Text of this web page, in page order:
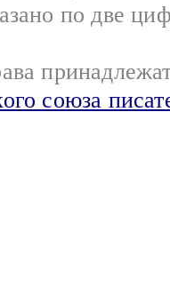
по две
союза